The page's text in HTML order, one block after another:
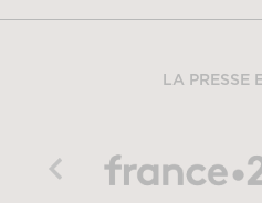
LA PRESSE